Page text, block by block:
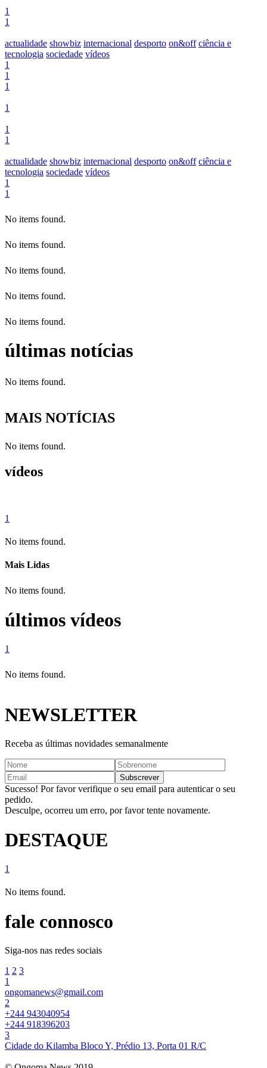
1
1
actualidade showbiz internacional desporto on&off ciência e
tecnologia sociedade vídeos
1
1
1
1
1
1
actualidade showbiz internacional desporto on&off ciência e
tecnologia sociedade vídeos
1
1
No items found.
No items found.
No items found.
No items found.
No items found.
últimas notícias
No items found.
MAIS NOTÍCIAS
No items found.
vídeos
1
No items found.
Mais Lidas
No items found.
últimos vídeos
1
No items found.
NEWSLETTER
Receba as últimas novidades semanalmente
Sucesso! Por favor verifique o seu email para autenticar o seu
pedido.
Desculpe, ocorreu um erro, por favor tente novamente.
DESTAQUE
1
No items found.
fale connosco
Siga-nos nas redes sociais
1 2 3
1
ongomanews@gmail.com
2
+244 943040954
+244 918396203
3
Cidade do Kilamba Bloco Y, Prédio 13, Porta 01 R/C